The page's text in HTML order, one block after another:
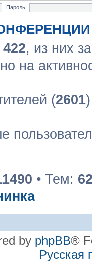
Пароль:
422, из них
на
(2601
• Тем:
by phpBB®
Русская